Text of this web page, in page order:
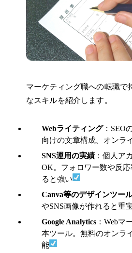
マーケティング職への転職で
なスキルを紹介します。
Webライティング：SEO
向けの文章構成。オンラ
SNS運用の実績 ：個人ア
OK。フォロワー数や反
ると強い
Canva等のデザインツー
やSNS画像が作れると重
Google Analytics ：Webマ
本ツール。無料のオンラ
能